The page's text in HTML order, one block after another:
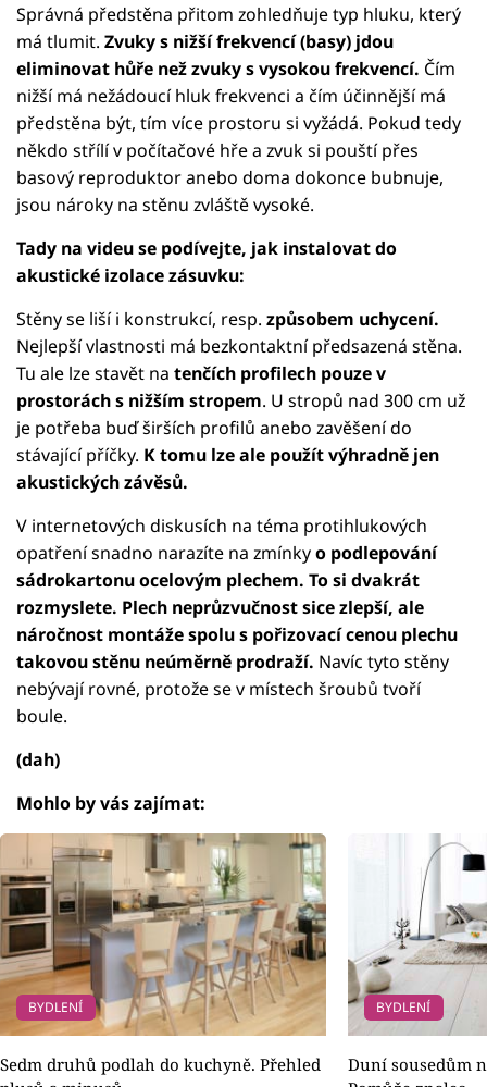
Správná předstěna přitom zohledňuje typ hluku, který
má tlumit. Zvuky s nižší frekvencí (basy) jdou
eliminovat hůře než zvuky s vysokou frekvencí. Čím
nižší má nežádoucí hluk frekvenci a čím účinnější má
předstěna být, tím více prostoru si vyžádá. Pokud tedy
někdo střílí v počítačové hře a zvuk si pouští přes
basový reproduktor anebo doma dokonce bubnuje,
jsou nároky na stěnu zvláště vysoké.
Tady na videu se podívejte, jak instalovat do
akustické izolace zásuvku:
Stěny se liší i konstrukcí, resp. způsobem uchycení.
Nejlepší vlastnosti má bezkontaktní předsazená stěna.
Tu ale lze stavět na tenčích profilech pouze v
prostorách s nižším stropem. U stropů nad 300 cm už
je potřeba buď širších profilů anebo zavěšení do
stávající příčky. K tomu lze ale použít výhradně jen
akustických závěsů.
V internetových diskusích na téma protihlukových
opatření snadno narazíte na zmínkyo podlepování
sádrokartonu ocelovým plechem. To si dvakrát
rozmyslete. Plech neprůzvučnost sice zlepší, ale
náročnost montáže spolu s pořizovací cenou plechu
takovou stěnu neúměrně prodraží. Navíc tyto stěny
nebývají rovné, protože se v místech šroubů tvoří
boule.
(dah)
Mohlo by vás zajímat:
BYDLENÍ
Sedm druhů podlah do kuchyně. Přehled
BYDLENÍ
Duní sousedům